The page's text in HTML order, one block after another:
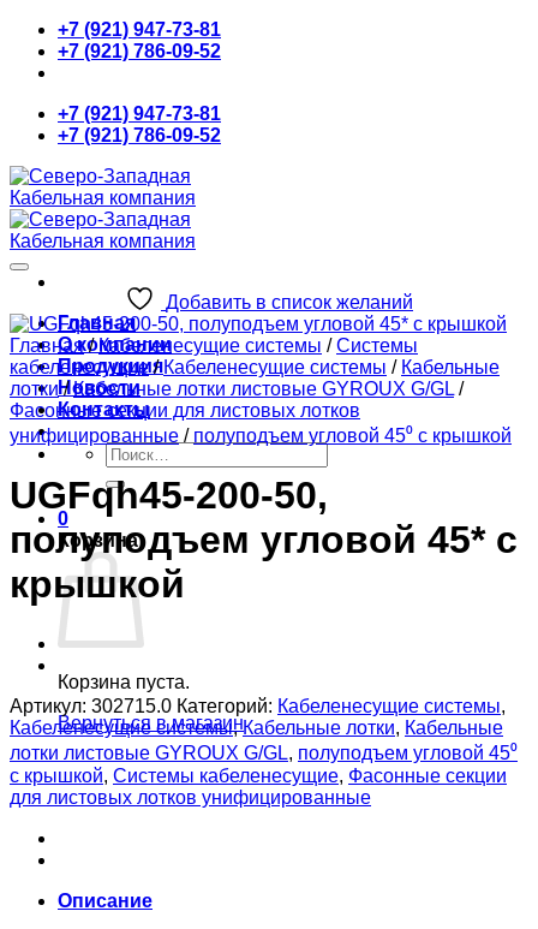
Skip
content
+7 (921) 947-73-81
+7 (921) 786-09-52
+7 (921) 947-73-81
+7 (921) 786-09-52
Главная
О компании
Продукция
Новости
Контакты
Искать:
0
Корзина
Корзина пуста.
Вернуться в магазин
Добавить в список желаний
Главная / Кабеленесущие системы / Системы
кабеленесущие / Кабеленесущие системы / Кабельные
лотки / Кабельные лотки листовые GYROUX G/GL /
Фасонные секции для листовых лотков
унифицированные / полуподъем угловой 45⁰ с крышкой
UGFqh45-200-50,
полуподъем угловой 45* с
крышкой
Артикул: 302715.0 Категорий: Кабеленесущие системы,
Кабеленесущие системы,Кабельные лотки, Кабельные
лотки листовые GYROUX G/GL, полуподъем угловой 45⁰
с крышкой, Системы кабеленесущие, Фасонные секции
для листовых лотков унифицированные
Описание